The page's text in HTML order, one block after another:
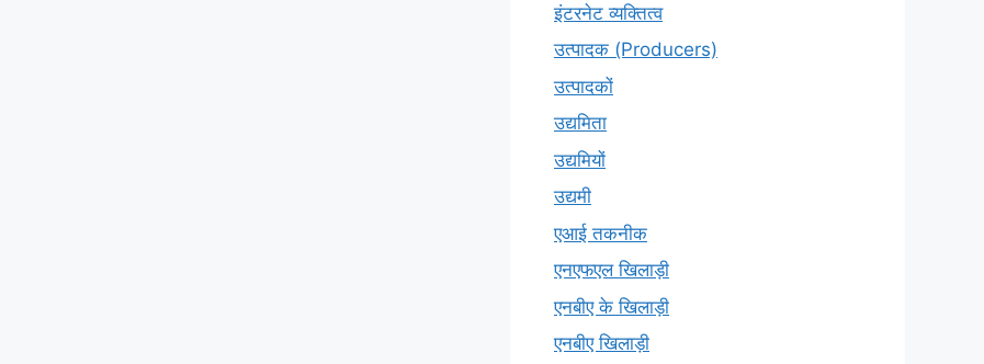
इंटरनेट व्यक्तित्व
उत्पादक (Producers)
उत्पादकों
उद्यमिता
उद्यमियों
उद्यमी
एआई तकनीक
एनएफएल खिलाड़ी
एनबीए के खिलाड़ी
एनबीए खिलाड़ी